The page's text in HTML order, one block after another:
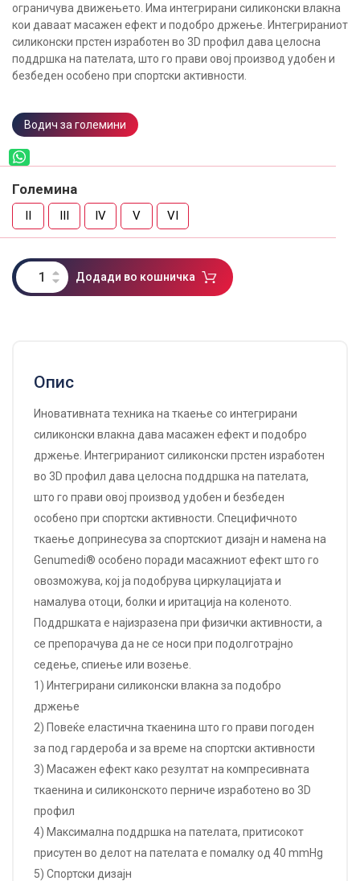
ограничува движењето. Има интегрирани силиконски влакна
кои даваат масажен ефект и подобро држење. Интегрираниот
силиконски прстен изработен во 3D профил дава целосна
поддршка на пателата, што го прави овој производ удобен и
безбеден особено при спортски активности.
Водич за големини
Големина
II III IV V VI
Додади во кошничка
Опис
Иновативната техника на ткаење со интегрирани
силиконски влакна дава масажен ефект и подобро
држење. Интегрираниот силиконски прстен изработен
во 3D профил дава целосна поддршка на пателата,
што го прави овој производ удобен и безбеден
особено при спортски активности. Специфичното
ткаење допринесува за спортскиот дизајн и намена на
Genumedi® особено поради масажниот ефект што го
овозможува, кој ја подобрува циркулацијата и
намалува отоци, болки и иритација на коленото.
Поддршката е најизразена при физички активности, а
се препорачува да не се носи при подолготрајно
седење, спиење или возење.
1) Интегрирани силиконски влакна за подобро
држење
2) Повеќе еластична ткаенина што го прави погоден
за под гардероба и за време на спортски активности
3) Масажен ефект како резултат на компресивната
ткаенина и силиконското перниче изработено во 3D
профил
4) Максимална поддршка на пателата, притисокот
присутен во делот на пателата е помалку од 40 mmHg
5) Спортски дизајн